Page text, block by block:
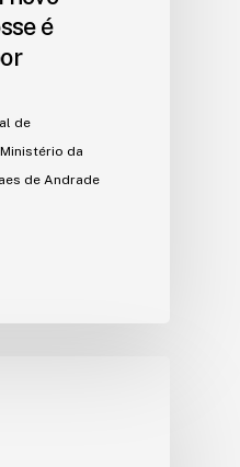
é
de
da
de Andrade